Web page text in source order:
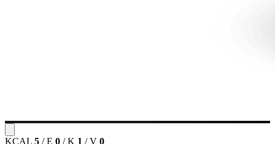
KCAL 5 / E 0 / K 1 / V 0